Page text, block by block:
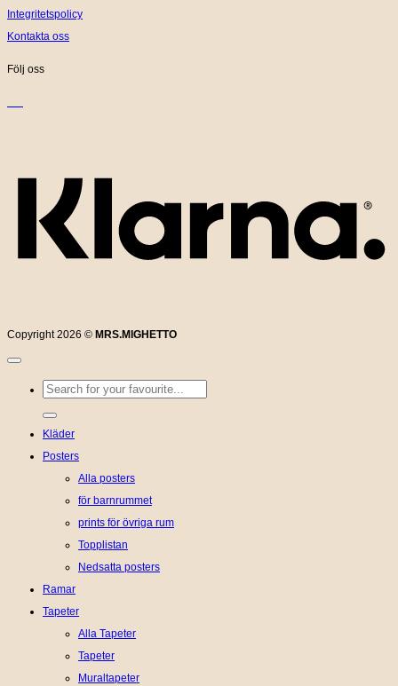
Integritetspolicy
Kontakta oss
Följ oss
Copyright 2026 © MRS.MIGHETTO
Sök
efter:
Kläder
Posters
Alla posters
för barnrummet
prints för övriga rum
Topplistan
Nedsatta posters
Ramar
Tapeter
Alla Tapeter
Tapeter
Muraltapeter